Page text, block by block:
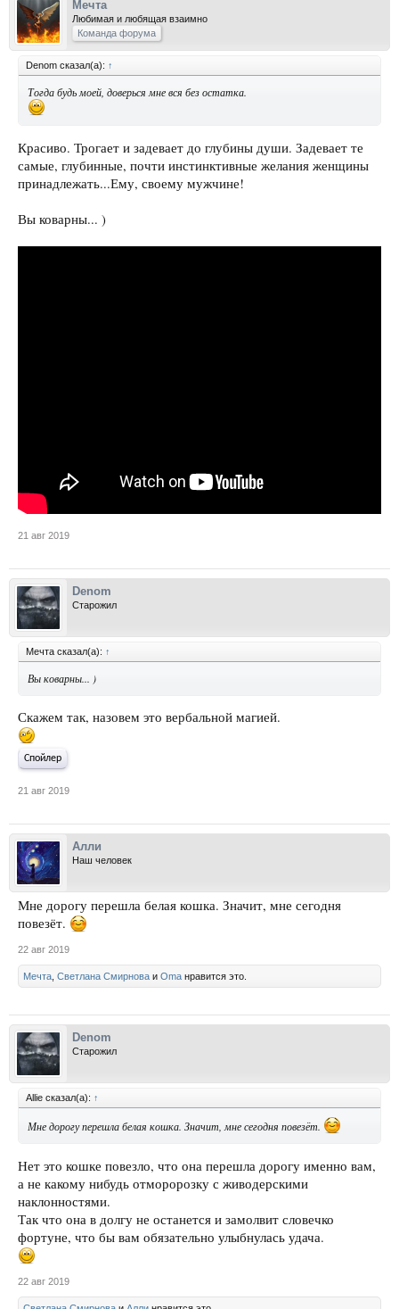
Мечта
Любимая и любящая взаимно
Команда форума
Denom сказал(а): ↑
Тогда будь моей, доверься мне вся без остатка.
Красиво. Трогает и задевает до глубины души. Задевает те
самые, глубинные, почти инстинктивные желания женщины
принадлежать...Ему, своему мужчине!
Вы коварны... )
21 авг 2019
Denom
Старожил
Мечта сказал(а): ↑
Вы коварны... )
Скажем так, назовем это вербальной магией.
Спойлер
21 авг 2019
Алли
Наш человек
Мне дорогу перешла белая кошка. Значит, мне сегодня
повезёт.
22 авг 2019
Мечта Светлана Смирнова и Oma нравится это.
Denom
Старожил
Allie сказал(а): ↑
Мне дорогу перешла белая кошка. Значит, мне сегодня повезёт.
Нет это кошке повезло, что она перешла дорогу именно вам,
а не какому нибудь отморорозку с живодерскими
наклонностями.
Так что она в долгу не останется и замолвит словечко
фортуне, что бы вам обязательно улыбнулась удача.
22 авг 2019